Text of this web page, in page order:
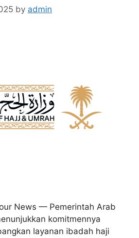
by admin
News — Pemerintah Arab
komitmennya
layanan ibadah haji